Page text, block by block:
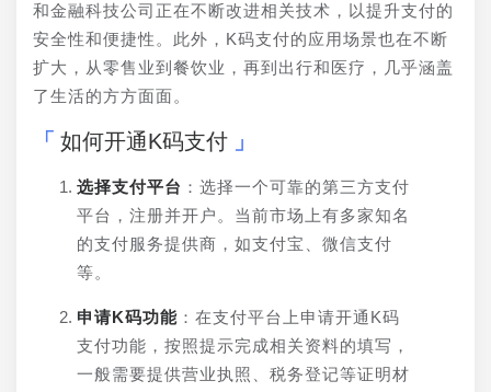
和金融科技公司正在不断改进相关技术，以提升支付的
安全性和便捷性。此外，K码支付的应用场景也在不断
扩大，从零售业到餐饮业，再到出行和医疗，几乎涵盖
了生活的方方面面。
如何开通K码支付
选择支付平台 ：选择一个可靠的第三方支付
平台，注册并开户。当前市场上有多家知名
的支付服务提供商，如支付宝、微信支付
等。
申请K码功能 ：在支付平台上申请开通K码
支付功能，按照提示完成相关资料的填写，
一般需要提供营业执照、税务登记等证明材